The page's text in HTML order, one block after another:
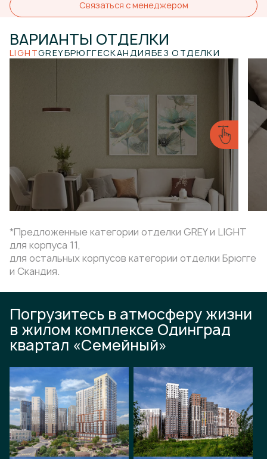
Связаться с менеджером
ВАРИАНТЫ ОТДЕЛКИ
LIGHTGREYБРЮГГЕСКАНДИЯБЕЗ ОТДЕЛКИ
*Предложенные категории отделки GREY и LIGHT
для корпуса 11,
для остальных корпусов категории отделки Брюгге
и Скандия.
Погрузитесь в атмосферу жизни
в жилом комплексе Одинград
квартал «Семейный»